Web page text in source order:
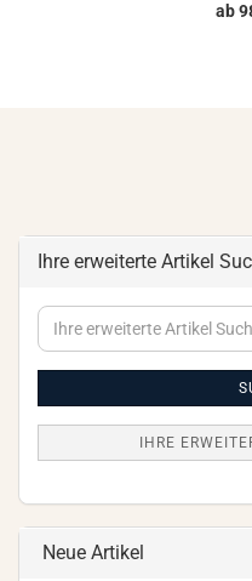
ab
Ihre erweiterte Artikel
Ihre
erweiterte
IHRE
Neue Artikel